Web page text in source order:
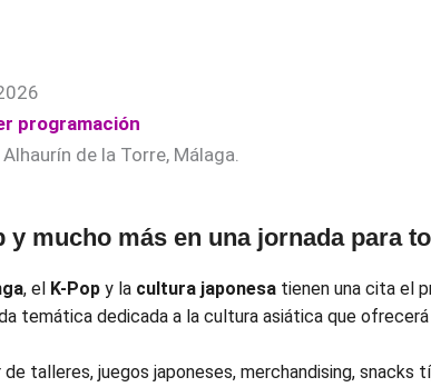
programación
de la Torre, Málaga.
y mucho más en una jornada para
, el K-Pop y la cultura japonesa tienen una cita el
temática dedicada a la cultura asiática que
talleres, juegos japoneses, merchandising,